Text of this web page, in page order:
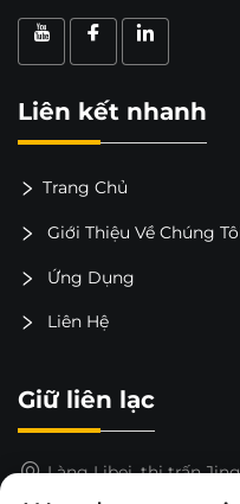
Liên kết nhanh
Trang Chủ
Giới Thiệu Về Chúng
Ứng Dụng
Liên Hệ
Giữ liên lạc
Làng Libei, thị trấn